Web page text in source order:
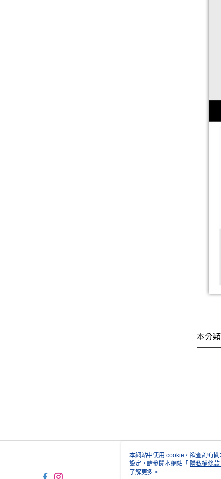
本分
本網站中使用 cookie，欲查詢有
設定，請參閱本網站「 隱私權條款
使用 cookie。
了解更多 >